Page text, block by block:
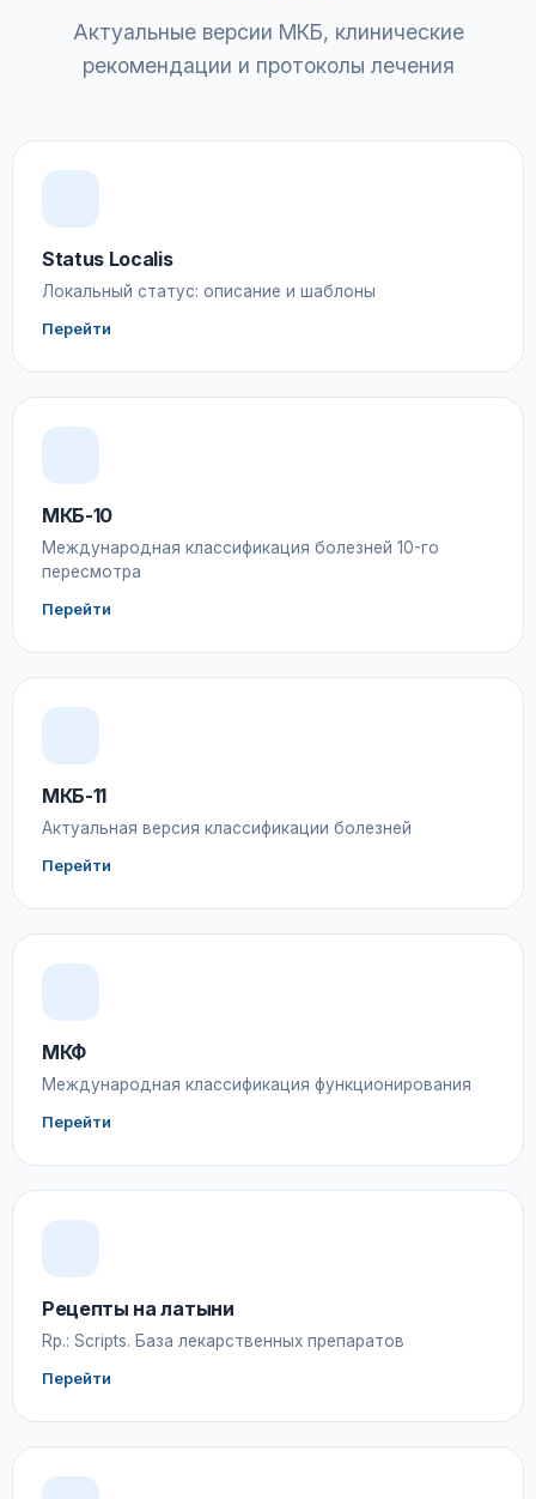
Актуальные версии МКБ, клинические
рекомендации и протоколы лечения
Status Localis
Локальный статус: описание и шаблоны
Перейти
МКБ-10
Международная классификация болезней 10-го
пересмотра
Перейти
МКБ-11
Актуальная версия классификации болезней
Перейти
МКФ
Международная классификация функционирования
Перейти
Рецепты на латыни
Rp.: Scripts. База лекарственных препаратов
Перейти